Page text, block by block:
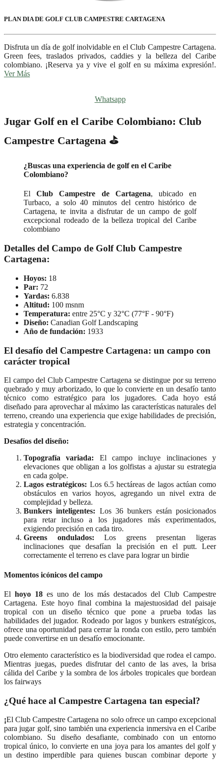
PLAN DIA DE GOLF CLUB CAMPESTRE CARTAGENA
Disfruta un día de golf inolvidable en el Club Campestre Cartagena.
Green fees, traslados privados, caddies y la belleza del Caribe
colombiano. ¡Reserva ya y vive el golf en su máxima expresión!.
Ver Más
Whatsapp
Jugar Golf en el Caribe Colombiano: Club
Campestre Cartagena ⛳
¿Buscas una experiencia de golf en el Caribe
Colombiano?
ElClub Campestre de Cartagena, ubicado en
Turbaco, a solo 40 minutos del centro histórico de
Cartagena, te invita a disfrutar de un campo de golf
excepcional rodeado de la belleza tropical del Caribe
colombiano
Detalles del Campo de Golf Club Campestre
Cartagena:
Hoyos: 18
Par: 72
Yardas: 6.838
Altitud: 100 msnm
Temperatura: entre 25°C y 32°C (77°F - 90°F)
Diseño: Canadian Golf Landscaping
Año de fundación: 1933
El desafío del Campestre Cartagena: un campo con
carácter tropical
El campo del Club Campestre Cartagena se distingue por su terreno
quebrado y muy arborizado, lo que lo convierte en un desafío tanto
técnico como estratégico para los jugadores. Cada hoyo está
diseñado para aprovechar al máximo las características naturales del
terreno, creando una experiencia que exige habilidades de precisión,
estrategia y concentración.
Desafíos del diseño:
Topografía variada: El campo incluye inclinaciones y
elevaciones que obligan a los golfistas a ajustar su estrategia
en cada golpe.
Lagos estratégicos: Los 6.5 hectáreas de lagos actúan como
obstáculos en varios hoyos, agregando un nivel extra de
complejidad y belleza.
Bunkers inteligentes: Los 36 bunkers están posicionados
para retar incluso a los jugadores más experimentados,
exigiendo precisión en cada tiro.
Greens ondulados: Los greens presentan ligeras
inclinaciones que desafían la precisión en el putt. Leer
correctamente el terreno es clave para lograr un birdie
Momentos icónicos del campo
Elhoyo 18 es uno de los más destacados del Club Campestre
Cartagena. Este hoyo final combina la majestuosidad del paisaje
tropical con un diseño técnico que pone a prueba todas las
habilidades del jugador. Rodeado por lagos y bunkers estratégicos,
ofrece una oportunidad para cerrar la ronda con estilo, pero también
puede convertirse en un desafío emocionante.
Otro elemento característico es la biodiversidad que rodea el campo.
Mientras juegas, puedes disfrutar del canto de las aves, la brisa
cálida del Caribe y la sombra de los árboles tropicales que bordean
los fairways
¿Qué hace al Campestre Cartagena tan especial?
¡El Club Campestre Cartagena no solo ofrece un campo excepcional
para jugar golf, sino también una experiencia inmersiva en el Caribe
colombiano. Su diseño desafiante, combinado con un entorno
tropical único, lo convierte en una joya para los amantes del golf y
un destino imperdible para quienes buscan combinar deporte y